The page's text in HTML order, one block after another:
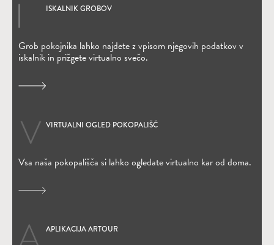
ISKALNIK GROBOV
Grob pokojnika lahko najdete z vpisom njegovih podatkov v
iskalnik in prižgete virtualno svečo.
(Odpre se v novem oknu)
VIRTUALNI OGLED POKOPALIŠČ
Vsa naša pokopališča si lahko ogledate virtualno kar od doma.
APLIKACIJA ARTOUR
(Odpre se v novem oknu)